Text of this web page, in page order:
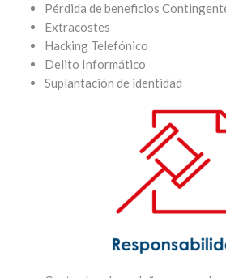
Pérdida de beneficios
Extracostes
Hacking Telefónico
Delito Informático
Suplantación de identidad